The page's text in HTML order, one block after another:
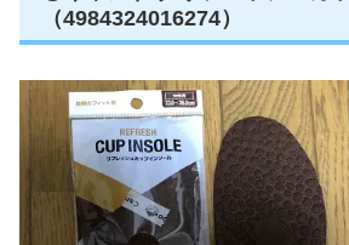
（4984324016274）